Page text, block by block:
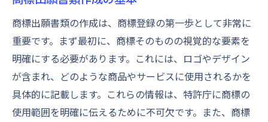
商標出願書類の作成は、商標登録の第一歩として非常に
重要です。まず最初に、商標そのものの視覚的な要素を
明確にする必要があります。これには、ロゴやデザイン
が含まれ、どのような商品やサービスに使用されるかを
具体的に記載します。これらの情報は、特許庁に商標の
使用範囲を明確に伝えるために不可欠です。また、商標